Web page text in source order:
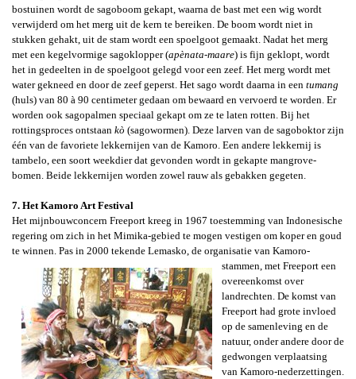
bostuinen wordt de sagoboom gekapt, waarna de bast met een wig wordt
verwijderd om het merg uit de kern te bereiken. De boom wordt niet in
stukken gehakt, uit de stam wordt een spoelgoot gemaakt. Nadat het merg
met een kegelvormige sagoklopper (apènata-maare) is fijn geklopt, wordt
het in gedeelten in de spoelgoot gelegd voor een zeef. Het merg wordt met
water gekneed en door de zeef geperst. Het sago wordt daarna in een tumang
(huls) van 80 à 90 centimeter gedaan om bewaard en vervoerd te worden. Er
worden ook sagopalmen speciaal gekapt om ze te laten rotten. Bij het
rottingsproces ontstaan kò (sagowormen). Deze larven van de sagoboktor zijn
één van de favoriete lekkernijen van de Kamoro. Een andere lekkernij is
tambelo , een soort weekdier dat gevonden wordt in gekapte mangrove-
bomen. Beide lekkernijen worden zowel rauw als gebakken gegeten.
7. Het Kamoro Art Festival
Het mijnbouwconcern Freeport kreeg in 1967 toestemming van Indonesische
regering om zich in het Mimika-gebied te mogen vestigen om koper en goud
te winnen. Pas in 2000 tekende Lemasko, de organisatie van Kamoro-
stammen, met Freeport een
overeenkomst over
landrechten. De komst van
Freeport had grote invloed
op de samenleving en de
natuur, onder andere door de
gedwongen verplaatsing
van Kamoro-nederzettingen.